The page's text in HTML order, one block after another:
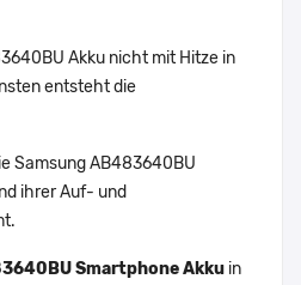
Akku nicht mit Hitze in
entsteht die
Samsung AB483640BU
ihrer Auf- und
Smartphone Akku in